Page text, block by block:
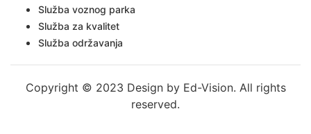
Služba voznog parka
Služba za kvalitet
Služba održavanja
Copyright © 2023 Design by Ed-Vision. All rights
reserved.